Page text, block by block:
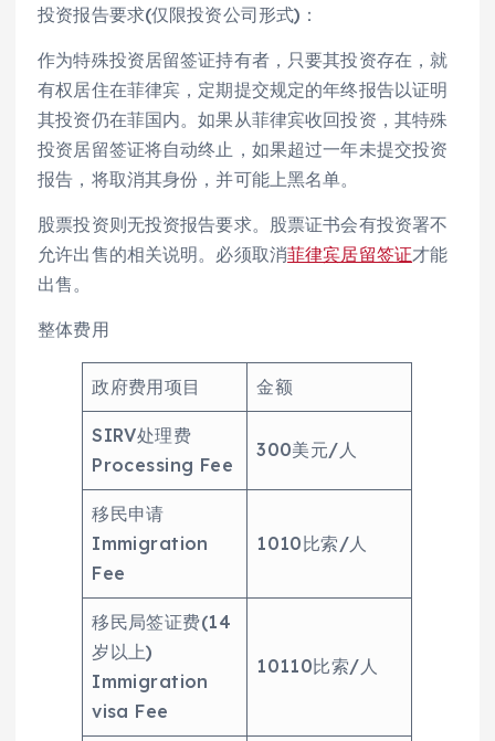
投资报告要求(仅限投资公司形式)：
作为特殊投资居留签证持有者，只要其投资存在，就
有权居住在菲律宾，定期提交规定的年终报告以证明
其投资仍在菲国内。如果从菲律宾收回投资，其特殊
投资居留签证将自动终止，如果超过一年未提交投资
报告，将取消其身份，并可能上黑名单。
股票投资则无投资报告要求。股票证书会有投资署不
允许出售的相关说明。必须取消菲律宾居留签证才能
出售。
整体费用
政府费用项目 金额
SIRV处理费
Processing Fee
300美元/人
移民申请
Immigration
Fee
1010比索/人
移民局签证费(14
岁以上)
Immigration
visa Fee
10110比索/人